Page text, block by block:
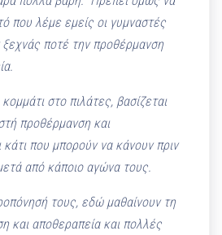
που λέμε εμείς οι γυμναστές
ποτέ την προθέρμανση
στο πιλάτες, βασίζεται
προθέρμανση και
κάτι που μπορούν να κάνουν πριν
από κάποιο αγώνα τους.
τους, εδώ μαθαίνουν τη
και αποθεραπεία και πολλές